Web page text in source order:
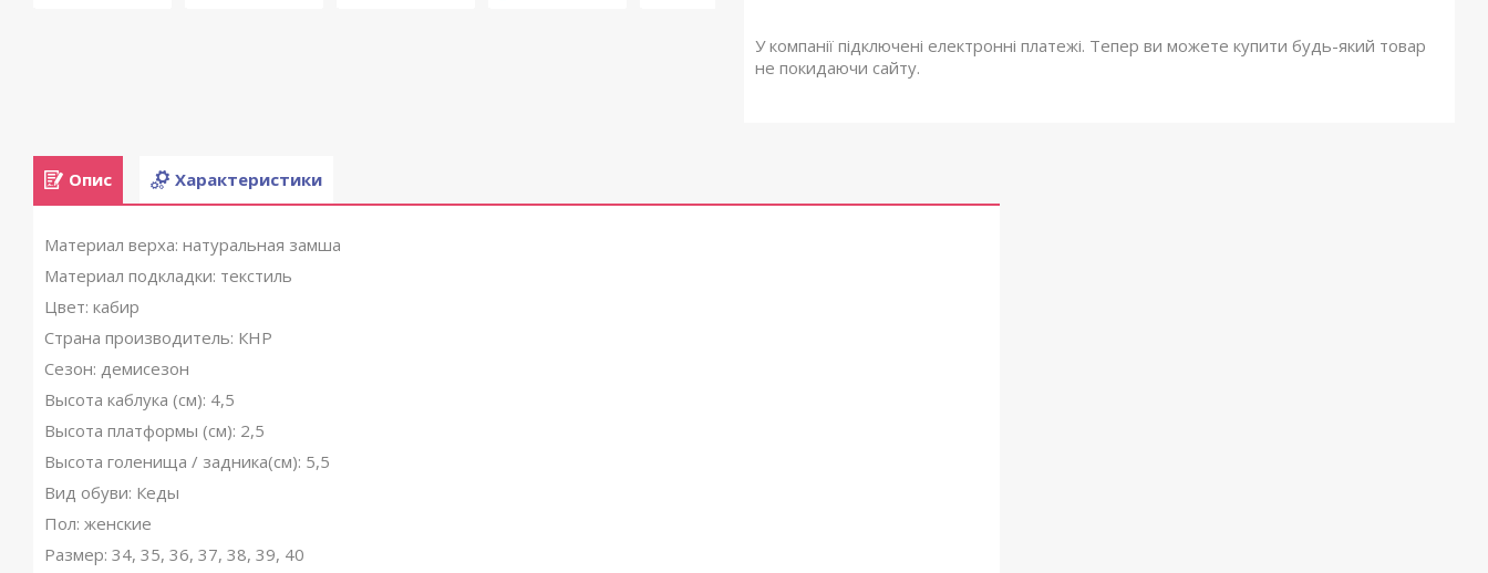
У компанії підключені електронні платежі. Тепер ви можете купити будь-який товар
не покидаючи сайту.
Опис Характеристики
Материал верха: натуральная замша
Материал подкладки: текстиль
Цвет: кабир
Страна производитель: КНР
Сезон: демисезон
Высота каблука (см): 4,5
Высота платформы (см): 2,5
Высота голенища / задника(см): 5,5
Вид обуви: Кеды
Пол: женские
Размер: 34, 35, 36, 37, 38, 39, 40